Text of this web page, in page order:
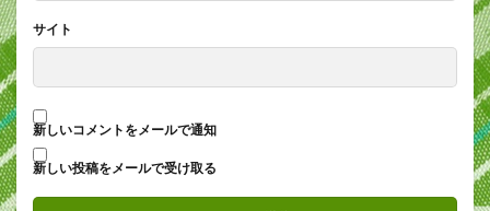
サイト
新しいコメントをメールで通知
新しい投稿をメールで受け取る